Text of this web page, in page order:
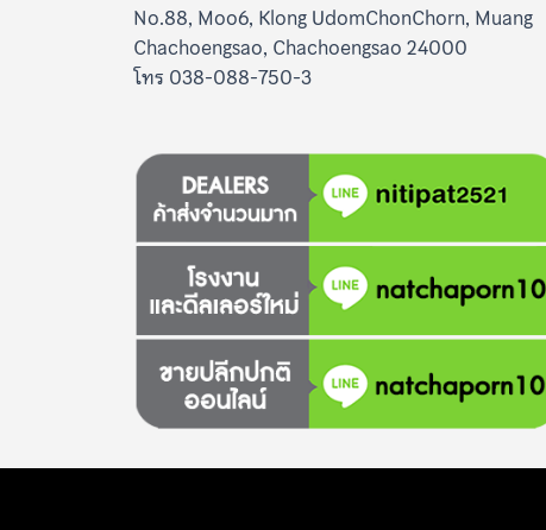
No.88, Moo6, Klong UdomChonChorn, Muang
Chachoengsao, Chachoengsao 24000
โทร 038-088-750-3